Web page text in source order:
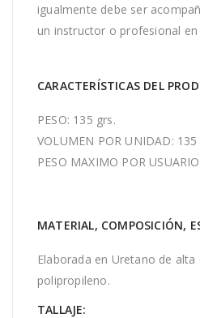
igualmente debe ser
un instructor o profesional en
CARACTERÍSTICAS DEL
PESO: 135 grs.
VOLUMEN POR UNIDAD: 135
PESO MAXIMO POR
MATERIAL, COMPOSICIÓN,
Elaborada en Uretano de alta
polipropileno.
TALLAJE: